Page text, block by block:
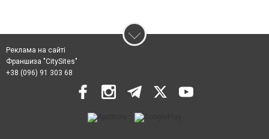
Реклама на сайті
Франшиза "CitySites"
+38 (096) 91 303 68